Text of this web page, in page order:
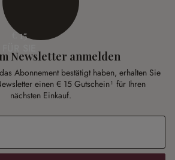
€ 15
Newsletter anmelden
Abonnement bestätigt haben, erhalten Sie
einen € 15 Gutschein¹ für Ihren
nächsten Einkauf.